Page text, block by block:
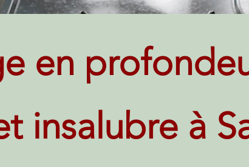
en
insalubre à